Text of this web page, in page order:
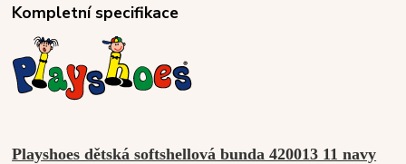
Kompletní specifikace
Playshoes dětská softshellová bunda 420013 11 navy